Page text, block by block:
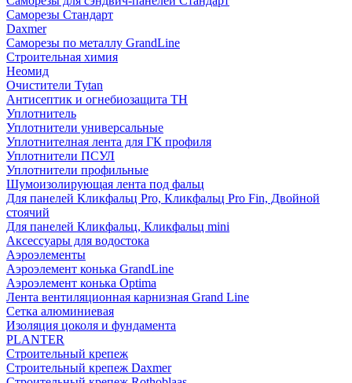
Саморезы Стандарт
Daxmer
Саморезы по металлу GrandLine
Строительная химия
Неомид
Очистители Tytan
Антисептик и огнебиозащита ТН
Уплотнитель
Уплотнители универсальные
Уплотнителная лента для ГК профиля
Уплотнители ПСУЛ
Уплотнители профильные
Шумоизолирующая лента под фальц
Для панелей Кликфальц Pro, Кликфальц Pro Fin, Двойной
стоячий
Для панелей Кликфальц, Кликфальц mini
Аксессуары для водостока
Аэроэлементы
Аэроэлемент конька GrandLine
Аэроэлемент конька Optima
Лента вентиляционная карнизная Grand Line
Сетка алюминиевая
Изоляция цоколя и фундамента
PLANTER
Строительный крепеж
Строительный крепеж Daxmer